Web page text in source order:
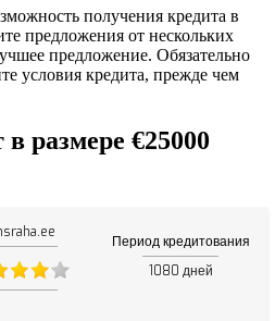
получения кредита в
предложения от нескольких
предложение. Обязательно
условия кредита, прежде чем
размере €25000
Период кредитования
1080 дней